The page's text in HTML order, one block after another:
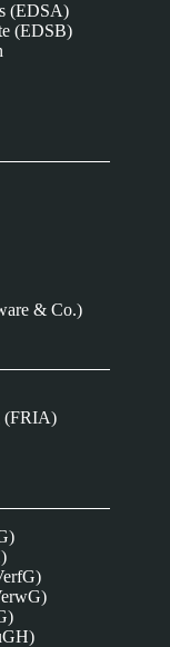
(EDSA)
(EDSB)
& Co.)
(FRIA)